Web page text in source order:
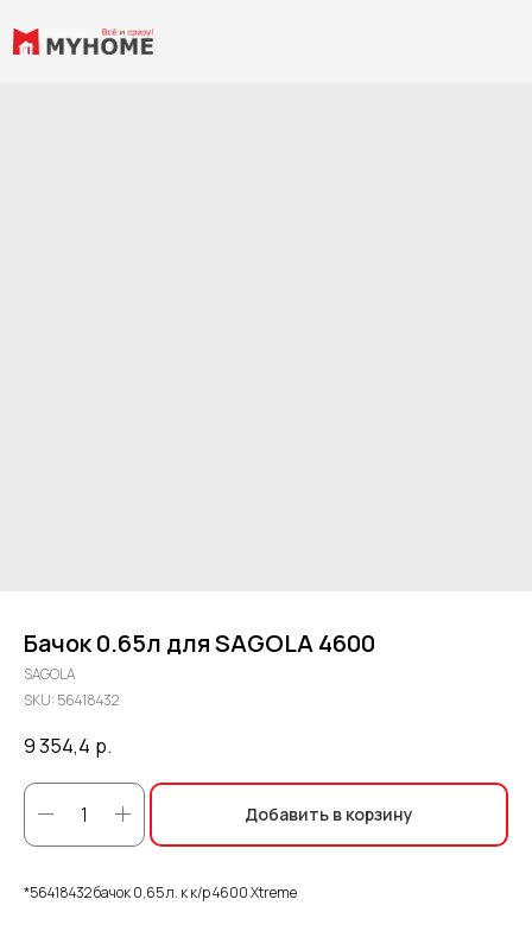
Бачок 0.65л для SAGOLA 4600
SAGOLA
SKU: 56418432
9 354,4 р.
Добавить в корзину
*56418432 бачок 0,65 л. к к/р 4600 Xtreme